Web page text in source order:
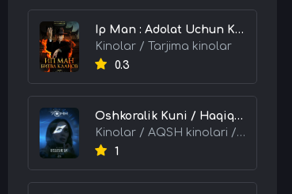
Ip Man : Adolat Uchun Kurash / Ip Man: Klanlar Jangi / Buyuk Ustoz Ip Man 2 2026 HD Uzbek tilida Tarjima kino skachat tas-ix
Kinolar / Tarjima kinolar
0.3
Oshkoralik Kuni / Haqiqat Oshkor Bo'lgan Kun / Sirlar Ochiladigan Kun 2026 HD Uzbek tilida Tarjima kino skachat tas-ix
Kinolar / AQSH kinolari / Tarjima kinolar
1